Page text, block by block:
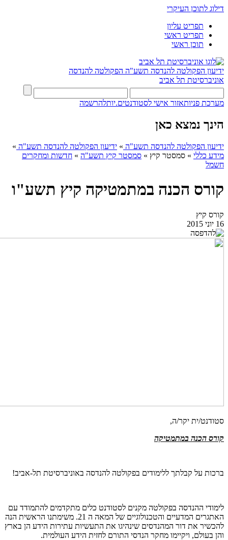
דילוג לתוכן העיקרי
תפריט עליון
תפריט ראשי
תוכן ראשי
ידיעון הפקולטה להנדסה תשע"ה הפקולטה להנדסה
אוניברסיטת תל אביב
מערכת פניותאזור אישי לסטודנטים.יותלהרשמה
הינך נמצא כאן
ידיעון הפקולטה להנדסה תשע"ה » ידיעון הפקולטה להנדסה תשע"ה »
מידע כללי » סמסטר קיץ » סמסטר קיץ תשע"ה » חדשות ומחקרים
חשמל
קורס הכנה במתמטיקה קיץ תשע"ו
קורס קיץ
16 יוני 2015
סטודנט/ית יקר/ה,
קורס הכנה במתמטיקה
ברכות על קבלתך ללימודים בפקולטה להנדסה באוניברסיטת תל-אביב!
לימודי ההנדסה בפקולטה מקנים לסטודנט כלים מתקדמים להתמודד עם
האתגרים המדעיים והטכנולוגיים של המאה ה 21. משימתנו הראשית הנה
להכשיר את דור המהנדסים שינהיגו את התעשיות עתירות הידע הן בארץ
והן בעולם, ויקיימו מחקר הנדסי התורם לחזית הידע העולמית.